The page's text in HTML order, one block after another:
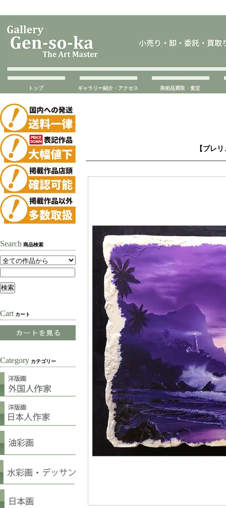
トップ ギャラリー紹介・アクセス 美術品買取・査定
【プレ
Search 商品検索
Cart カート
Category カテゴリー